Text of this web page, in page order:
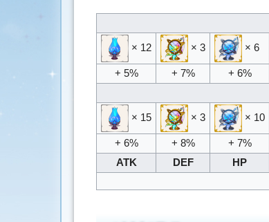
× 12 × 3 × 6
+ 5%
+ 7% + 6%
× 15 × 3 × 10
+ 6% + 8% + 7%
ATK
DEF HP